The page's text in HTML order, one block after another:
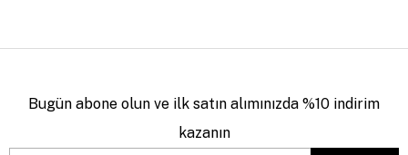
Bugün abone olun ve ilk satın alımınızda %10 indirim
kazanın